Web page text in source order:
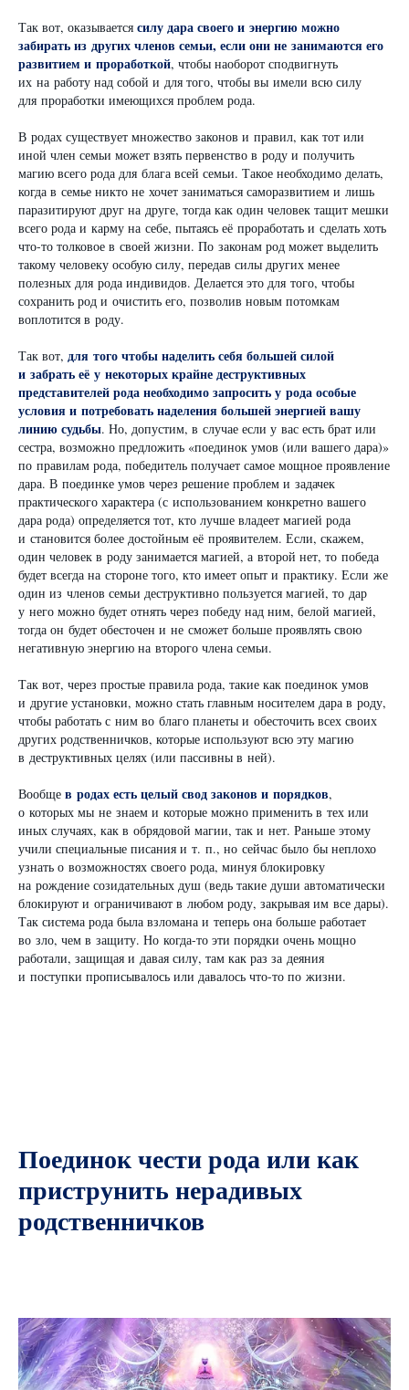
Так вот, оказывается силу дара своего и энергию можно
забирать из других членов семьи, если они не занимаются его
развитием и проработкой, чтобы наоборот сподвигнуть
их на работу над собой и для того, чтобы вы имели всю силу
для проработки имеющихся проблем рода.
В родах существует множество законов и правил, как тот или
иной член семьи может взять первенство в роду и получить
магию всего рода для блага всей семьи. Такое необходимо делать,
когда в семье никто не хочет заниматься саморазвитием и лишь
паразитируют друг на друге, тогда как один человек тащит мешки
всего рода и карму на себе, пытаясь её проработать и сделать хоть
что-то толковое в своей жизни. По законам род может выделить
такому человеку особую силу, передав силы других менее
полезных для рода индивидов. Делается это для того, чтобы
сохранить род и очистить его, позволив новым потомкам
воплотится в роду.
Так вот, для того чтобы наделить себя большей силой
и забрать её у некоторых крайне деструктивных
представителей рода необходимо запросить у рода особые
условия и потребовать наделения большей энергией вашу
линию судьбы. Но, допустим, в случае если у вас есть брат или
сестра, возможно предложить «поединок умов (или вашего дара)»
по правилам рода, победитель получает самое мощное проявление
дара. В поединке умов через решение проблем и задачек
практического характера (с использованием конкретно вашего
дара рода) определяется тот, кто лучше владеет магией рода
и становится более достойным её проявителем. Если, скажем,
один человек в роду занимается магией, а второй нет, то победа
будет всегда на стороне того, кто имеет опыт и практику. Если же
один из членов семьи деструктивно пользуется магией, то дар
у него можно будет отнять через победу над ним, белой магией,
тогда он будет обесточен и не сможет больше проявлять свою
негативную энергию на второго члена семьи.
Так вот, через простые правила рода, такие как поединок умов
и другие установки, можно стать главным носителем дара в роду,
чтобы работать с ним во благо планеты и обесточить всех своих
других родственничков, которые используют всю эту магию
в деструктивных целях (или пассивны в ней).
Вообще в родах есть целый свод законов и порядков,
о которых мы не знаем и которые можно применить в тех или
иных случаях, как в обрядовой магии, так и нет. Раньше этому
учили специальные писания и т. п., но сейчас было бы неплохо
узнать о возможностях своего рода, минуя блокировку
на рождение созидательных душ (ведь такие души автоматически
блокируют и ограничивают в любом роду, закрывая им все дары).
Так система рода была взломана и теперь она больше работает
во зло, чем в защиту. Но когда-то эти порядки очень мощно
работали, защищая и давая силу, там как раз за деяния
и поступки прописывалось или давалось что-то по жизни.
Поединок чести рода или как
приструнить нерадивых
родственничков